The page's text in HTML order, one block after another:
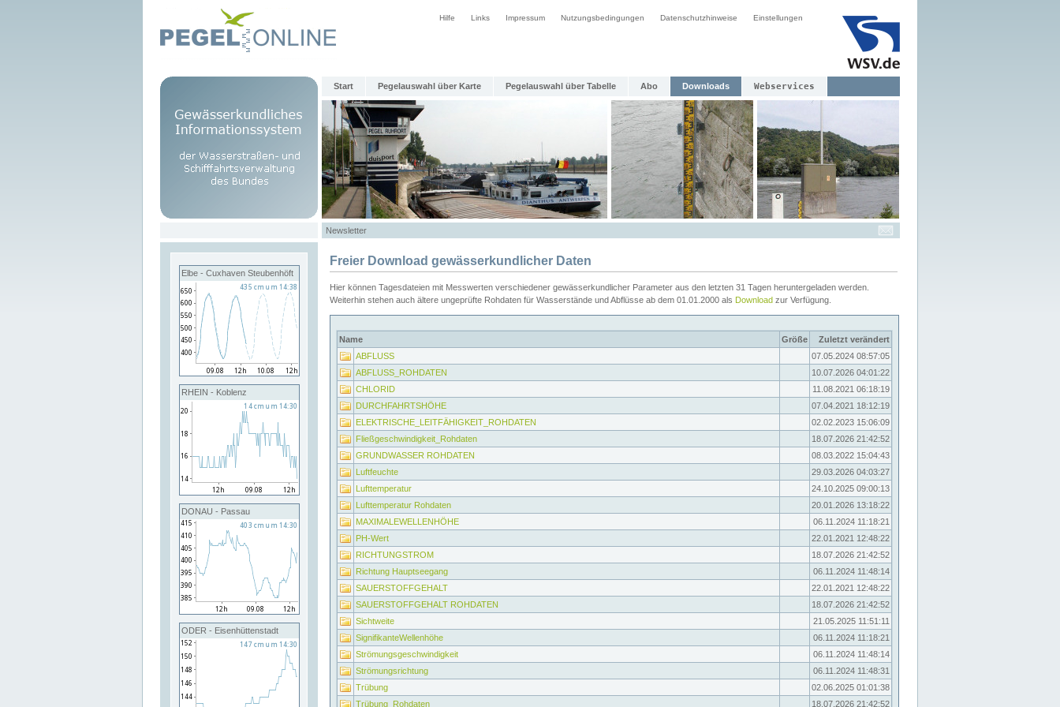
Hilfe Links Impressum Nutzungsbedingungen Datenschutzhinweise Einstellungen
Start Pegelauswahl über Karte Pegelauswahl über Tabelle Abo Downloads Webservices
Newsletter
Elbe - Cuxhaven Steubenhöft
RHEIN - Koblenz
DONAU - Passau
ODER - Eisenhüttenstadt
Freier Download gewässerkundlicher Daten
Hier können Tagesdateien mit Messwerten verschiedener gewässerkundlicher Parameter aus den letzten 31 Tagen heruntergeladen werden.
Weiterhin stehen auch ältere ungeprüfte Rohdaten für Wasserstände und Abflüsse ab dem 01.01.2000 als Download zur Verfügung.
Name Größe
Zuletzt verändert
ABFLUSS
07.05.2024 08:57:05
ABFLUSS_ROHDATEN
10.07.2026 04:01:22
CHLORID
11.08.2021 06:18:19
DURCHFAHRTSHÖHE
07.04.2021 18:12:19
ELEKTRISCHE_LEITFÄHIGKEIT_ROHDATEN
02.02.2023 15:06:09
Fließgeschwindigkeit_Rohdaten
18.07.2026 21:42:52
GRUNDWASSER ROHDATEN
08.03.2022 15:04:43
Luftfeuchte
29.03.2026 04:03:27
Lufttemperatur
24.10.2025 09:00:13
Lufttemperatur Rohdaten
20.01.2026 13:18:22
MAXIMALEWELLENHÖHE
06.11.2024 11:18:21
PH-Wert
22.01.2021 12:48:22
RICHTUNGSTROM
18.07.2026 21:42:52
Richtung Hauptseegang
06.11.2024 11:48:14
SAUERSTOFFGEHALT
22.01.2021 12:48:22
SAUERSTOFFGEHALT ROHDATEN
18.07.2026 21:42:52
Sichtweite
21.05.2025 11:51:11
SignifikanteWellenhöhe
06.11.2024 11:18:21
Strömungsgeschwindigkeit
06.11.2024 11:48:14
Strömungsrichtung
06.11.2024 11:48:31
Trübung
02.06.2025 01:01:38
Trübung_Rohdaten
18.07.2026 21:42:52